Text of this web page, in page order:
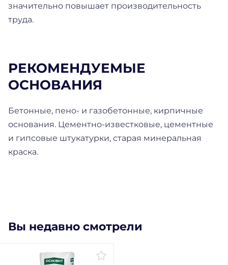
значительно повышает производительность
труда.
РЕКОМЕНДУЕМЫЕ
ОСНОВАНИЯ
Бетонные, пено- и газобетонные, кирпичные
основания. Цементно-известковые, цементные
и гипсовые штукатурки, старая минеральная
краска.
Вы недавно смотрели